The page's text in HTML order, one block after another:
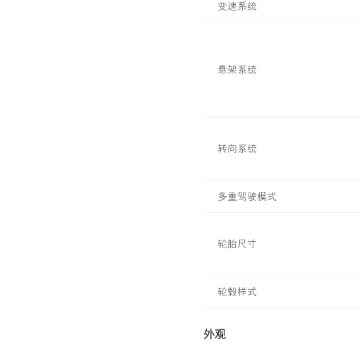
变速系统
悬架系统
转向系统
多重驾驶模式
轮胎尺寸
轮毂样式
外观